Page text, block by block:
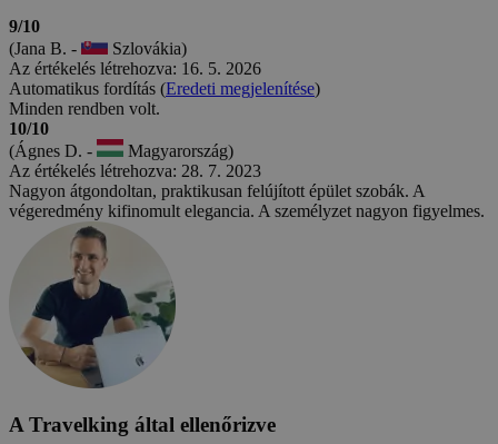
9/10
(Jana B. -
Szlovákia)
Az értékelés létrehozva: 16. 5. 2026
Automatikus fordítás (Eredeti megjelenítése)
Minden rendben volt.
10/10
(Ágnes D. -
Magyarország)
Az értékelés létrehozva: 28. 7. 2023
Nagyon átgondoltan, praktikusan felújított épület szobák. A
végeredmény kifinomult elegancia. A személyzet nagyon figyelmes.
A Travelking által ellenőrizve